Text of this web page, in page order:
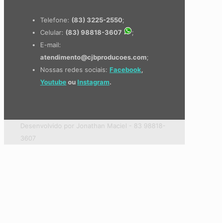
Telefone: (83) 3225-2550;
Celular: (83) 98818-3607
;
E-mail:
atendimento@cjbproducoes.com;
Nossas redes sociais: Facebook,
Youtubeou Instagram.
Desenvolvido por Jonathan Maciel - 83 98818-
3607